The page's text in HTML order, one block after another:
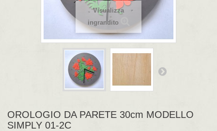
Visualizza
ingrandito
OROLOGIO DA PARETE 30cm MODELLO
SIMPLY 01-2C